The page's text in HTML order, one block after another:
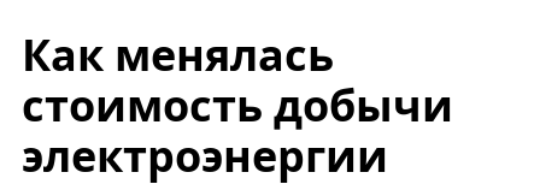
Как менялась
стоимость добычи
электроэнергии